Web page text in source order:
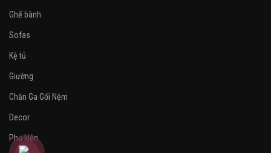
Ghế bành
Sofas
Kệ tủ
Giường
Chăn Ga Gối Nệm
Decor
Phụ kiện